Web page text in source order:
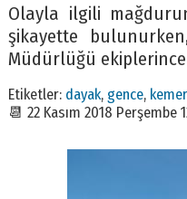
Olayla ilgili
şikayette
Müdürlüğü ekiplerince
Etiketler: dayak, gence, kemer
📆 22 Kasım 2018